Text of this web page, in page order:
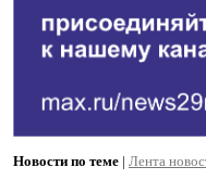
Новости по теме | Лента